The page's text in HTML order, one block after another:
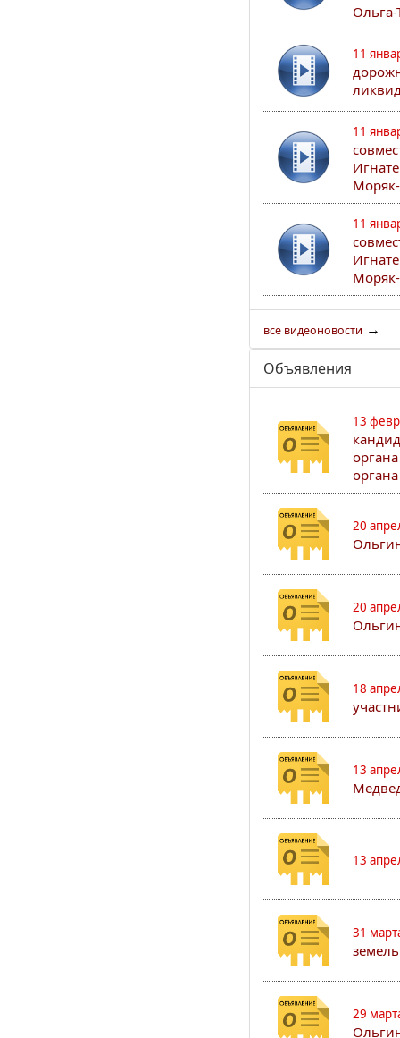
11
11
11
все видеоновости →
Объявления
13
20
20
18
13
13
31
29